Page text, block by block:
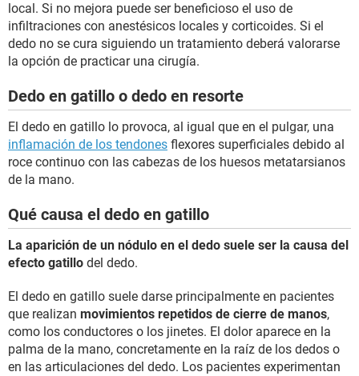
local. Si no mejora puede ser beneficioso el uso de
infiltraciones con anestésicos locales y corticoides. Si el
dedo no se cura siguiendo un tratamiento deberá valorarse
la opción de practicar una cirugía.
Dedo en gatillo o dedo en resorte
El dedo en gatillo lo provoca, al igual que en el pulgar, una
inflamación de los tendones flexores superficiales debido al
roce continuo con las cabezas de los huesos metatarsianos
de la mano.
Qué causa el dedo en gatillo
La aparición de un nódulo en el dedo suele ser la causa del
efecto gatillo del dedo.
El dedo en gatillo suele darse principalmente en pacientes
que realizan movimientos repetidos de cierre de manos,
como los conductores o los jinetes. El dolor aparece en la
palma de la mano, concretamente en la raíz de los dedos o
en las articulaciones del dedo. Los pacientes experimentan